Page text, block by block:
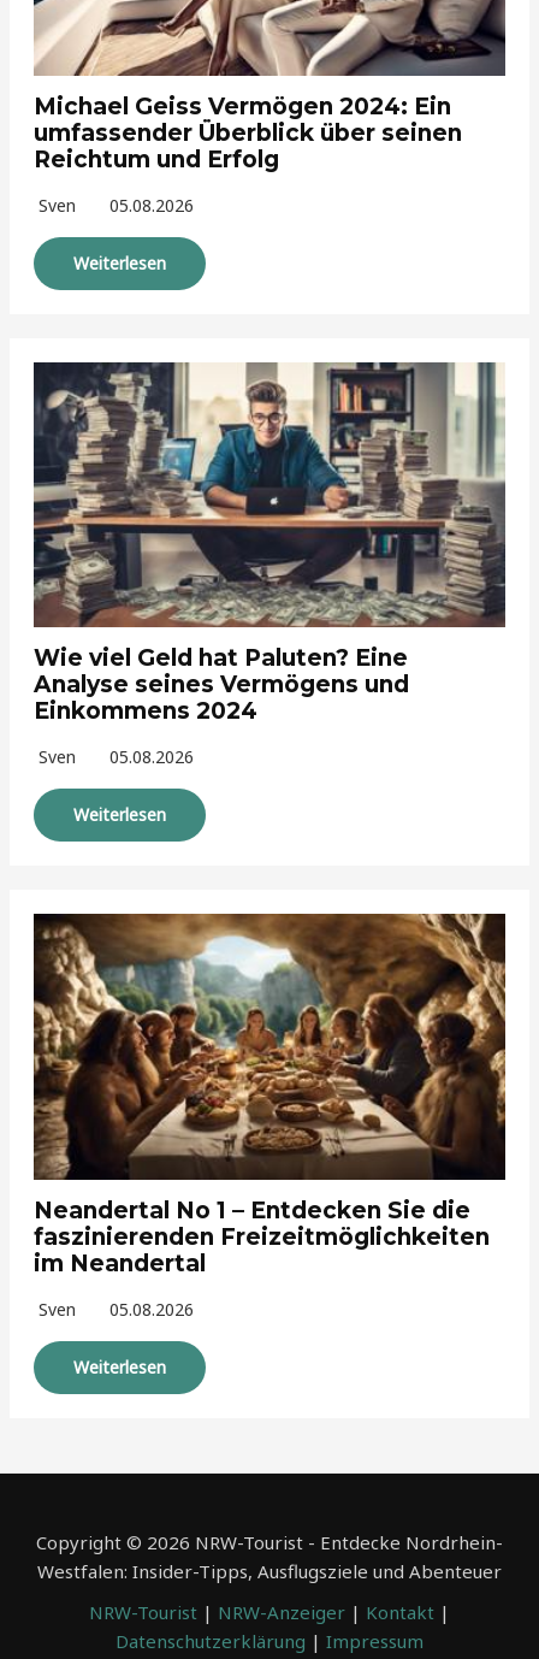
Michael Geiss Vermögen 2024: Ein
umfassender Überblick über seinen
Reichtum und Erfolg
Sven 05.08.2026
Weiterlesen
Wie viel Geld hat Paluten? Eine
Analyse seines Vermögens und
Einkommens 2024
Sven 05.08.2026
Weiterlesen
Neandertal No 1 – Entdecken Sie die
faszinierenden Freizeitmöglichkeiten
im Neandertal
Sven 05.08.2026
Weiterlesen
Copyright © 2026 NRW-Tourist - Entdecke Nordrhein-
Westfalen: Insider-Tipps, Ausflugsziele und Abenteuer
NRW-Tourist | NRW-Anzeiger | Kontakt |
Datenschutzerklärung | Impressum